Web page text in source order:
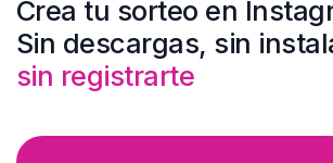
Crea tu sorteo en
Sin descargas, sin
sin registrarte